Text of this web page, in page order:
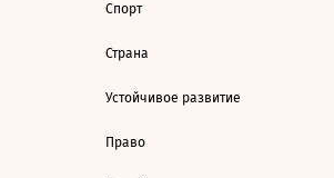
Спорт
Страна
Устойчивое развитие
Право